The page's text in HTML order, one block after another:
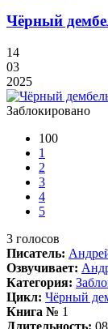
Чёрный
14
03
2025
Заблокировано
100
1
2
3
4
5
3 голосов
Писатель:
Озвучивает:
Категория:
Цикл: Чёрный
Книга № 1